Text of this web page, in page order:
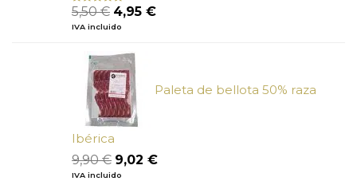
Valorado
con
de
5
5,50€ El
precio
era:
5,50 €.
4,95 €El
IVA incluido
Paleta de bellota 50% raza
Ibérica
9,90€ El
precio
9,02 €El
IVA incluido